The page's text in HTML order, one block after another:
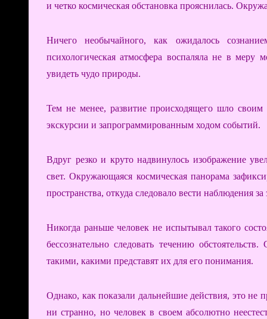
и четко космическая обстановка прояснилась.
Ничего необычайного, как ожидалось
психологическая атмосфера воспаляла не в
увидеть чудо природы.
Тем не менее, развитие происходящего шло
экскурсии и запрограммированным ходом событий.
Вдруг резко и круто надвинулось изображение
свет. Окружающаяся космическая панорама
пространства, откуда следовало вести наблюдения
Никогда раньше человек не испытывал такого
бессознательно следовать течению
такими, какими представят их для его понимания.
Однако, как показали дальнейшие действия, это
ни странно, но человек в своем абсолютно